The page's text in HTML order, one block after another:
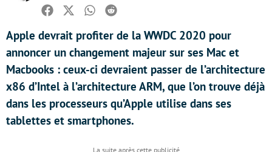
Facebook
TwitterWhatsapp
Reddit
Apple devrait profiter de la WWDC 2020 pour
annoncer un changement majeur sur ses Mac et
Macbooks : ceux-ci devraient passer de l’architecture
x86 d’Intel à l’architecture ARM, que l’on trouve déjà
dans les processeurs qu’Apple utilise dans ses
tablettes et smartphones.